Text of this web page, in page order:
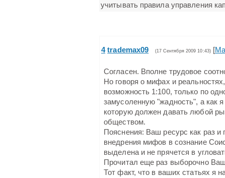
учитывать правила управления
4 trademax09 (17 Сентября 2009 10:43)[
Согласен. Вполне трудовое
Но говоря о мифах и
возможность 1:100, только по
замусоленную "жадность", а как
которую должен давать любой
обществом.
Пояснения: Ваш ресурс как раз и
внедрения мифов в сознание
выделена и не прячется в
Прочитал еще раз выборочно
Тот факт, что в ваших статьях я